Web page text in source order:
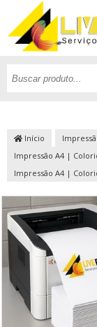
Início
Impressão A4 |
Impressão A4 |